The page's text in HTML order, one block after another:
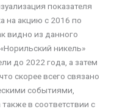
показателя
на акцию с 2016 по
видно из данного
никель»
до 2022 года, а затем
скорее всего связано
событиями,
в соответствии с